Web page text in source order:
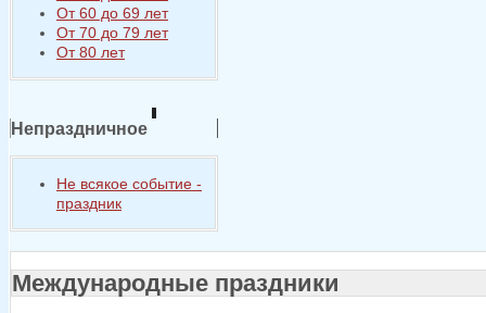
От 60 до 69 лет
От 70 до 79 лет
От 80 лет
Непраздничное
Не всякое событие -
праздник
Международные праздники